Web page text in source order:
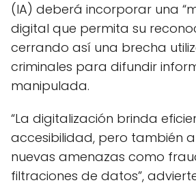
(IA) deberá incorporar una
digital que permita su
cerrando así una brecha
criminales para difundir
manipulada.
“La digitalización brinda
accesibilidad, pero también
nuevas amenazas como
filtraciones de datos”,